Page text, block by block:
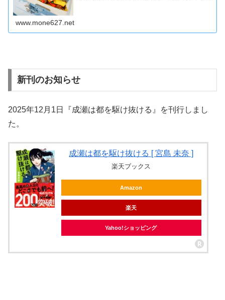
www.mone627.net
新刊のお知らせ
2025年12月1日『成瀬は都を駆け抜ける』を刊行しまし
た。
成瀬は都を駆け抜ける [ 宮島 未奈 ]
楽天ブックス
Amazon
楽天
Yahoo!ショッピング